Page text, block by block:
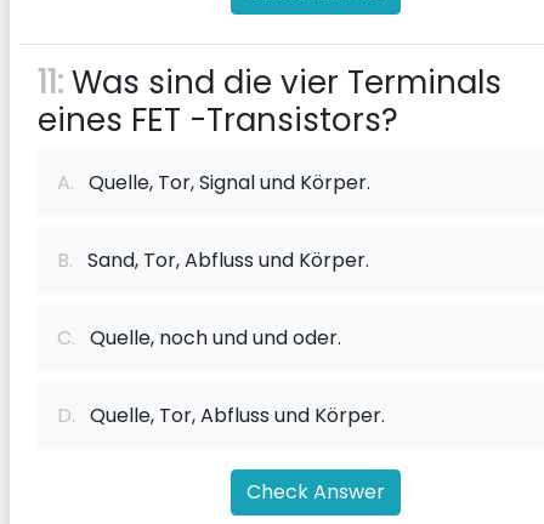
11:Was sind die vier Terminals
eines FET -Transistors?
A. Quelle, Tor, Signal und Körper.
B. Sand, Tor, Abfluss und Körper.
C. Quelle, noch und und oder.
D. Quelle, Tor, Abfluss und Körper.
Check Answer